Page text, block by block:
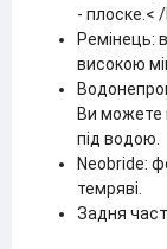
- плоске.<
Ремінець:
високою
Ви можете
під водою.
Neobride:
темряві.
Задня